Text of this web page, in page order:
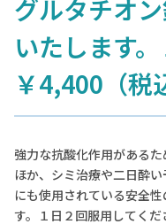
グルタチオ
いたします
￥4,400（税
強力な抗酸化作用がある
ほか、シミ治療や二日酔
にも使用されている安全
す。１日２回服用してくだ